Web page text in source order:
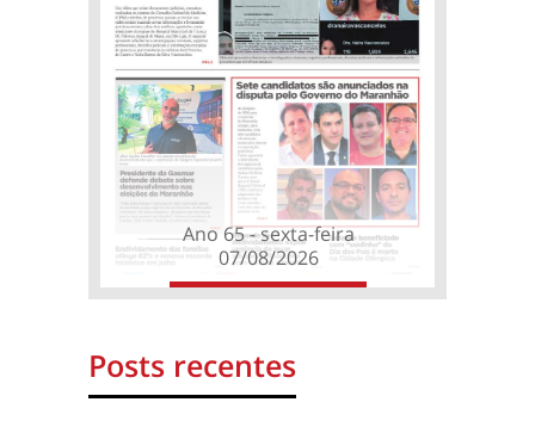
Ano 65 - sexta-feira
07/08/2026
Posts recentes